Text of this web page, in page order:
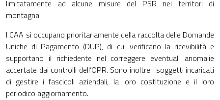
limitatamente ad alcune misure del PSR nei territori di
montagna.
I CAA si occupano prioritariamente della raccolta delle Domande
Uniche di Pagamento (DUP), di cui verificano la ricevibilità e
supportano il richiedente nel correggere eventuali anomalie
accertate dai controlli dell’OPR. Sono inoltre i soggetti incaricati
di gestire i fascicoli aziendali, la loro costituzione e il loro
periodico aggiornamento.